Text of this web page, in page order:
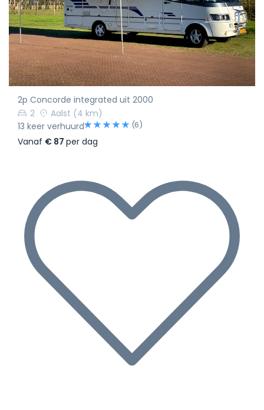
2p Concorde integrated uit 2000
2
Aalst (4 km)
13 keer verhuurd
(6)
Vanaf € 87 per dag